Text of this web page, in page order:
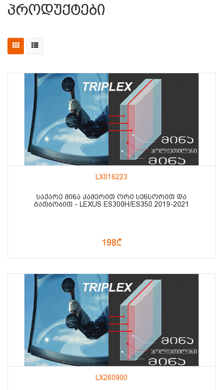
Პროდუქტები
LX016223
ᲡᲐᲥᲐᲠᲔ ᲛᲘᲜᲐ ᲙᲐᲛᲔᲠᲘᲗ ᲝᲠᲘ ᲡᲔᲜᲡᲝᲠᲘᲗ ᲓᲐ
ᲒᲐᲗᲑᲝᲑᲘᲗ - LEXUS ES300H/ES350 2019-2021
198₾
LX260900